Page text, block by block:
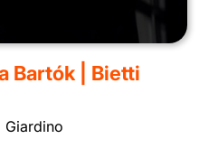
Bartók | Bietti
Giardino